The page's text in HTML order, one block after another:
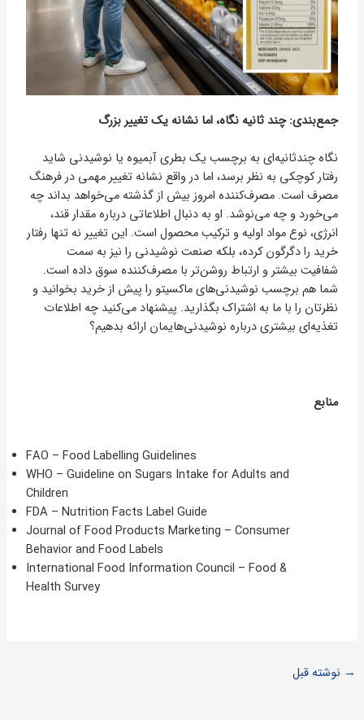
جمع‌بندی: چند ثانیه نگاه، اما نشانه یک تغییر بزرگ
نگاه چندثانیه‌ای به برچسب یک بطری آبمیوه یا نوشیدنی شاید
رفتار کوچکی به نظر برسد، اما در واقع نشانه تغییر مهمی در فرهنگ
مصرف است. مصرف‌کننده امروز بیش از گذشته می‌خواهد بداند چه
می‌خورد و چه می‌نوشد. او به دنبال اطلاعاتی درباره مقدار قند،
انرژی، نوع مواد اولیه و ترکیب محصول است. این تغییر نه تنها رفتار
خرید را دگرگون کرده، بلکه صنعت نوشیدنی را نیز به سمت
شفافیت بیشتر و ارتباط روشن‌تر با مصرف‌کننده سوق داده است.
شما هم برچسب نوشیدنی‌های ماکسیتو را پیش از خرید بخوانید و
نظرتان را با ما به اشتراک بگذارید. پیشنهاد می‌کنید چه اطلاعات
تغذیه‌ای بیشتری درباره نوشیدنی‌هایمان ارائه بدهیم؟
منابع
FAO – Food Labelling Guidelines
WHO – Guideline on Sugars Intake for Adults and
Children
FDA – Nutrition Facts Label Guide
Journal of Food Products Marketing – Consumer
Behavior and Food Labels
International Food Information Council – Food &
Health Survey
→ نوشته قبل